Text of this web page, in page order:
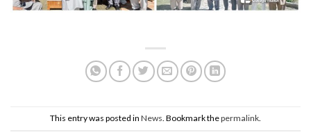
This entry was posted in News. Bookmark thepermalink.